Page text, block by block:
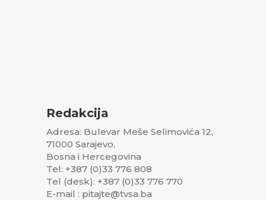
Redakcija
Adresa: Bulevar Meše Selimovića 12,
71000 Sarajevo,
Bosna i Hercegovina
Tel: +387 (0)33 776 808
Tel (desk): +387 (0)33 776 770
E-mail : pitajte@tvsa.ba